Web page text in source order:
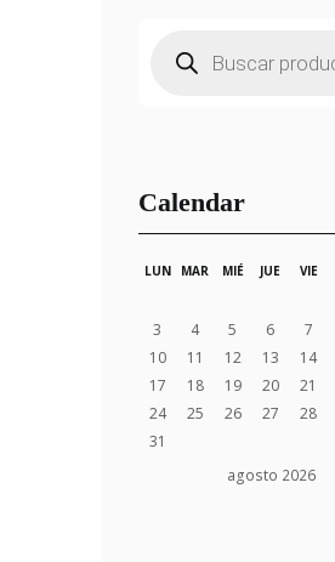
productos
Calendar
LUN MAR MIÉ JUE VIE
3
4 5 6 7
10
11 12 13 14
17
18 19 20 21
24
25 26 27 28
31
agosto 2026